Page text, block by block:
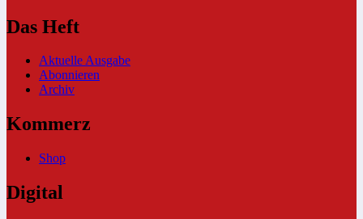
Das Heft
Aktuelle Ausgabe
Abonnieren
Archiv
Kommerz
Shop
Digital